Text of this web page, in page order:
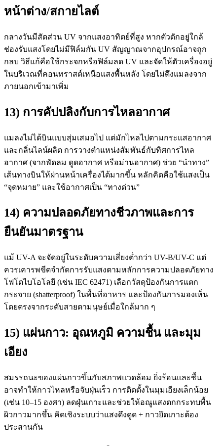
หน้าต่าง/สกายไลต์
กลางวันมีสัดส่วน UV จากแสงอาทิตย์ที่สูง หากตัวดักอยู่ใกล้
ช่องรับแสงโดยไม่มีฟิล์มกัน UV สัญญาณจากอุปกรณ์อาจถูก
กลบ วิธีแก้คือใช้กระจกหรือฟิล์มลด UV และจัดให้ตัวเครื่องอยู่
ในบริเวณที่คอนทราสต์เหนือแสงพื้นหลัง โดยไม่ดึงแมลงจาก
ภายนอกเข้ามาเพิ่ม
13) การคัปปลิงกับการไหลอากาศ
แมลงไม่ได้บินแบบสุ่มเสมอไป แต่มักไหลไปตามกระแสอากาศ
และกลิ่นไลน์ผลิต การวางตำแหน่งสัมพันธ์กับทิศการไหล
อากาศ (จากพัดลม ดูดอากาศ หรือม่านอากาศ) ช่วย “นำทาง”
เส้นทางบินให้ผ่านหน้าเครื่องได้มากขึ้น หลักคิดคือใช้แสงเป็น
“จุดหมาย” และใช้อากาศเป็น “ทางด่วน”
14) ความปลอดภัยทางชีวภาพและการ
ยืนยันมาตรฐาน
แม้ UV-A จะจัดอยู่ในระดับความเสี่ยงต่ำกว่า UV-B/UV-C แต่
ควรเคารพขีดจำกัดการรับแสงตามหลักการความปลอดภัยทาง
โฟโตไบโอโลยี (เช่น IEC 62471) เลือกวัสดุป้องกันการแตก
กระจาย (shatterproof) ในพื้นที่อาหาร และป้องกันการมองเห็น
โดยตรงจากระดับสายตามนุษย์เมื่อใกล้มาก ๆ
15) แผ่นกาว: อุณหภูมิ ความชื้น และมุม
เอียง
สมรรถนะของแผ่นกาวขึ้นกับสภาพแวดล้อม ยิ่งร้อนและชื้น
อาจทำให้กาวไหลหรือจับฝุ่นเร็ว การติดตั้งในมุมเอียงเล็กน้อย
(เช่น 10–15 องศา) ลดฝุ่นเกาะและช่วยให้อณูแสงตกกระทบพื้น
ผิวกาวมากขึ้น คิดเชิงระบบว่าแสงดึงดูด + กาวยึดเกาะต้อง
ประสานกัน